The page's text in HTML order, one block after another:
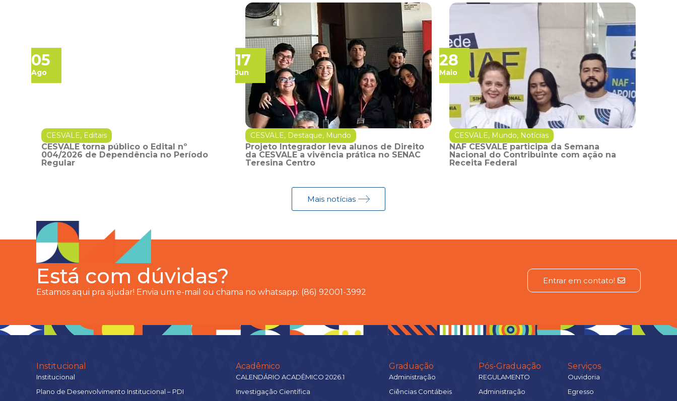
05
Ago
CESVALE, Editais
CESVALE torna público o Edital nº
004/2026 de Dependência no Período
Regular
17
Jun
CESVALE, Destaque, Mundo
Projeto Integrador leva alunos de Direito
da CESVALE a vivência prática no SENAC
Teresina Centro
28
Maio
CESVALE, Mundo, Notícias
NAF CESVALE participa da Semana
Nacional do Contribuinte com ação na
Receita Federal
Mais notícias
Está com dúvidas?
Estamos aqui pra ajudar! Envia um e-mail ou chama no whatsapp: (86) 92001-3992
Entrar em contato!
Institucional
Institucional
Plano de Desenvolvimento Institucional – PDI
Acadêmico
CALENDÁRIO ACADÊMICO 2026.1
Investigação Científica
Graduação
Administração
Ciências Contábeis
Pós-Graduação
REGULAMENTO
Administração
Serviços
Ouvidoria
Egresso